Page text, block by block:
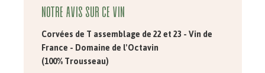
Notre avis sur ce vin
Corvées de T assemblage de 22 et 23 - Vin de
France - Domaine de l'Octavin
(100% Trousseau)